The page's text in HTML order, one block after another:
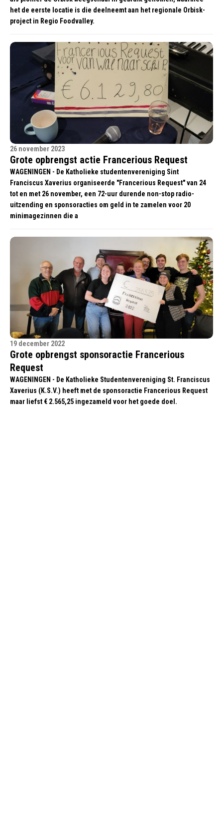
het de eerste locatie is die deelneemt aan het regionale Orbisk-
project in Regio Foodvalley.
26 november 2023
Grote opbrengst actie Francerious Request
WAGENINGEN - De Katholieke studentenvereniging Sint
Franciscus Xaverius organiseerde "Francerious Request" van 24
tot en met 26 november, een 72-uur durende non-stop radio-
uitzending en sponsoracties om geld in te zamelen voor 20
minimagezinnen die a
19 december 2022
Grote opbrengst sponsoractie Francerious
Request
WAGENINGEN - De Katholieke Studentenvereniging St. Franciscus
Xaverius (K.S.V.) heeft met de sponsoractie Francerious Request
maar liefst € 2.565,25 ingezameld voor het goede doel.